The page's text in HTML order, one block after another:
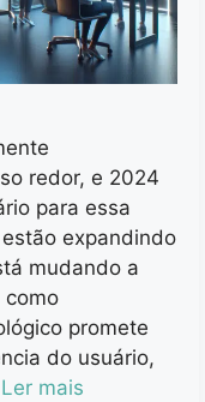
redor, e 2024
para essa
expandindo
mudando a
como
promete
do usuário,
Ler mais